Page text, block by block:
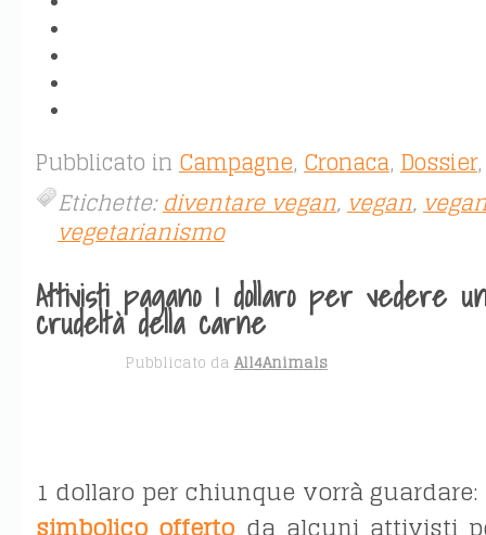
Pubblicato in Campagne, Cronaca, Dossier
Etichette:diventare vegan,vegan,
vegetarianismo
Attivisti pagano 1 dollaro per vedere
crudeltà della carne
Pubblicato da All4Animals
1 dollaro per chiunque vorrà